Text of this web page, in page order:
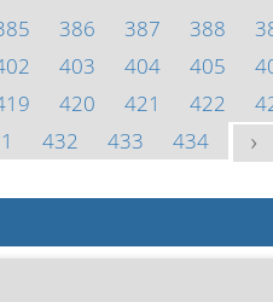
386 387 388
403 404 405
420 421 422
432 433 434 >